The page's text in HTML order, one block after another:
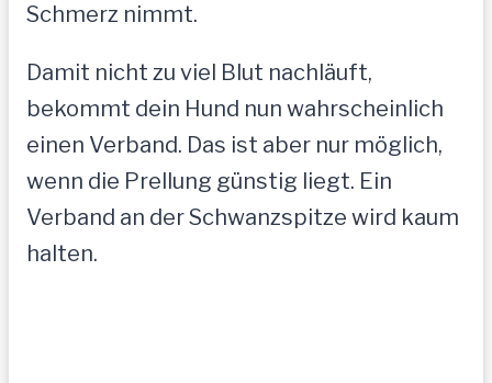
Schmerz nimmt.
Damit nicht zu viel Blut nachläuft,
bekommt dein Hund nun wahrscheinlich
einen Verband. Das ist aber nur möglich,
wenn die Prellung günstig liegt. Ein
Verband an der Schwanzspitze wird kaum
halten.